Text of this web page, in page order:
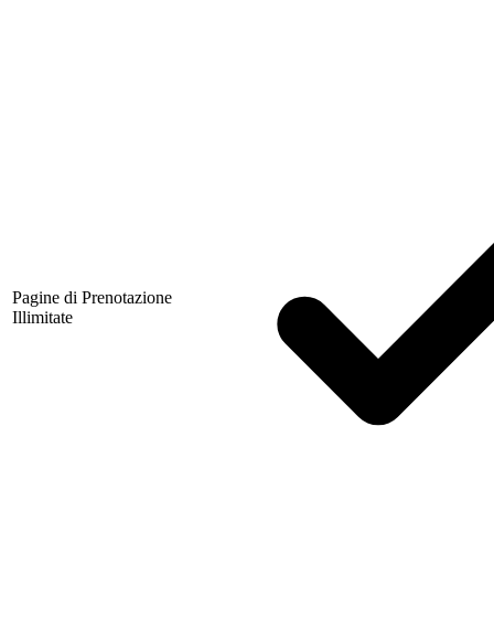
Pagine di Prenotazione
Illimitate